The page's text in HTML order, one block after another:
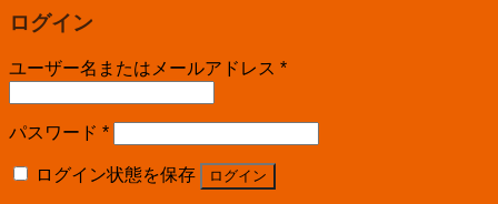
ログイン
ユーザー名またはメールアドレス *
パスワード *
ログイン状態を保存 ログイン